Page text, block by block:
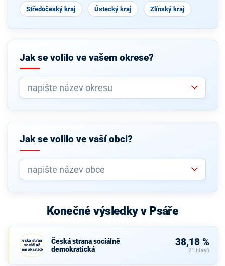
Středočeský kraj Ústecký kraj Zlínský kraj
Jak se volilo ve vašem okrese?
Jak se volilo ve vaší obci?
Konečné výsledky v Psáře
Česká strana
sociálně
demokratická
Česká strana sociálně
demokratická
38,18 %
21 hlasů